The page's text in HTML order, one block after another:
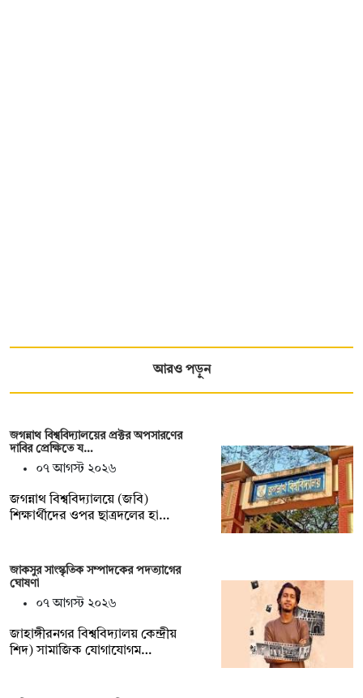
আরও পড়ুন
জগন্নাথ বিশ্ববিদ্যালয়ের প্রক্টর অপসারণের
দাবির প্রেক্ষিতে য…
০৭ আগস্ট ২০২৬
জগন্নাথ বিশ্ববিদ্যালয়ে (জবি)
শিক্ষার্থীদের ওপর ছাত্রদলের হা…
জাকসুর সাংস্কৃতিক সম্পাদকের পদত্যাগের
ঘোষণা
০৭ আগস্ট ২০২৬
‎জাহাঙ্গীরনগর বিশ্ববিদ্যালয় কেন্দ্রীয়
শিদ) সামাজিক যোগাযোগম…